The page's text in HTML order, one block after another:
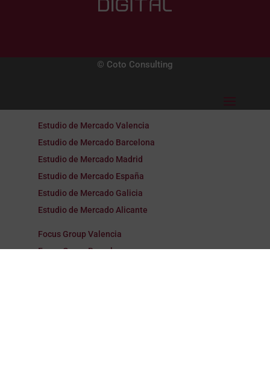
© Coto Consulting
Estudio de Mercado Valencia
Estudio de Mercado Barcelona
Estudio de Mercado Madrid
Estudio de Mercado España
Estudio de Mercado Galicia
Estudio de Mercado Alicante
Focus Group Valencia
Focus Group Barcelona